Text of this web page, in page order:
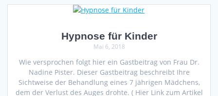
Hypnose für Kinder
Mai 6, 2018
Wie versprochen folgt hier ein Gastbeitrag von Frau Dr.
Nadine Pister. Dieser Gastbeitrag beschreibt Ihre
Sichtweise der Behandlung eines 7 jährigen Mädchens,
dem der Verlust des Auges drohte. ( Hier Link zum Artikel